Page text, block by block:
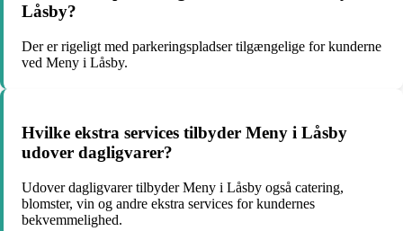
Låsby?
Der er rigeligt med parkeringspladser tilgængelige for kunderne
ved Meny i Låsby.
Hvilke ekstra services tilbyder Meny i Låsby
udover dagligvarer?
Udover dagligvarer tilbyder Meny i Låsby også catering,
blomster, vin og andre ekstra services for kundernes
bekvemmelighed.